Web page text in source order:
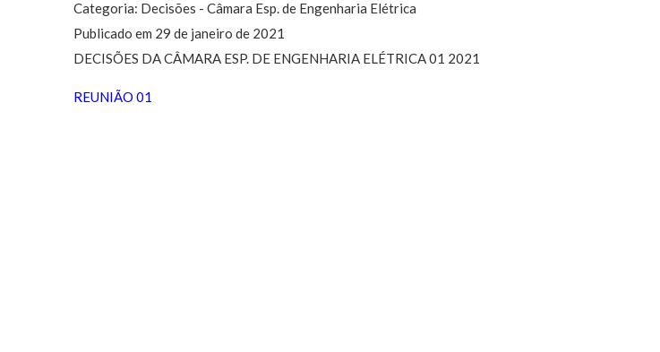
Categoria: Decisões - Câmara Esp. de Engenharia Elétrica
Publicado em 29 de janeiro de 2021
DECISÕES DA CÂMARA ESP. DE ENGENHARIA ELÉTRICA 01 2021
REUNIÃO 01